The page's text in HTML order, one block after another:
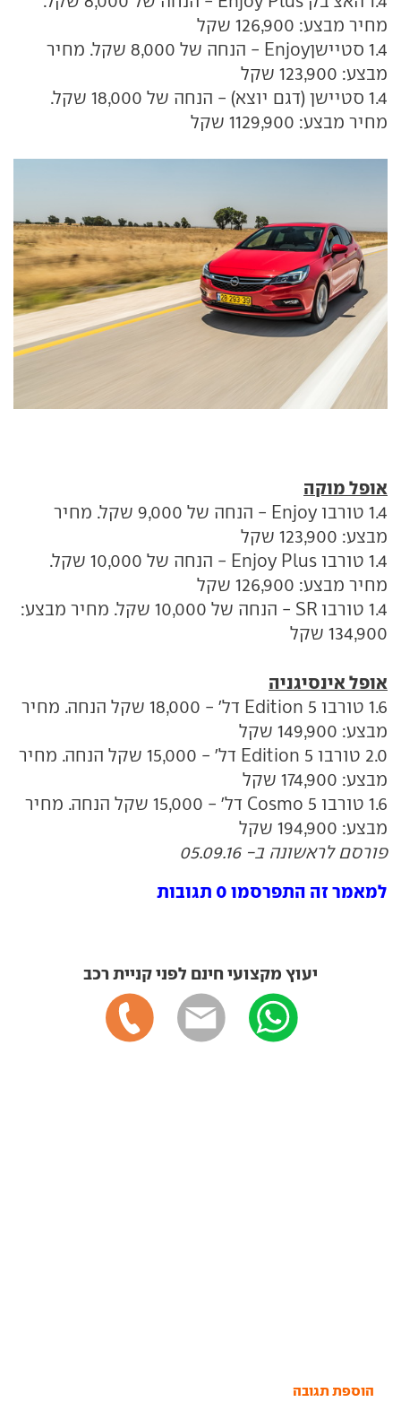
מחיר מבצע: 126,900 שקל
1.4 סטיישןEnjoy - הנחה של 8,000 שקל. מחיר
מבצע: 123,900 שקל
1.4 סטיישן (דגם יוצא) - הנחה של 18,000 שקל.
מחיר מבצע: 1129,900 שקל
אופל מוקה
1.4 טורבו Enjoy - הנחה של 9,000 שקל. מחיר
מבצע: 123,900 שקל
1.4 טורבו Enjoy Plus - הנחה של 10,000 שקל.
מחיר מבצע: 126,900 שקל
1.4 טורבו SR - הנחה של 10,000 שקל. מחיר מבצע:
134,900 שקל
אופל אינסיגניה
1.6 טורבו Edition 5 דל' - 18,000 שקל הנחה. מחיר
מבצע: 149,900 שקל
2.0 טורבו Edition 5 דל' - 15,000 שקל הנחה. מחיר
מבצע: 174,900 שקל
1.6 טורבו Cosmo 5 דל' - 15,000 שקל הנחה. מחיר
מבצע: 194,900 שקל
פורסם לראשונה ב- 05.09.16
למאמר זה התפרסמו 0 תגובות
יעוץ מקצועי חינם לפני קניית רכב
הוספת תגובה